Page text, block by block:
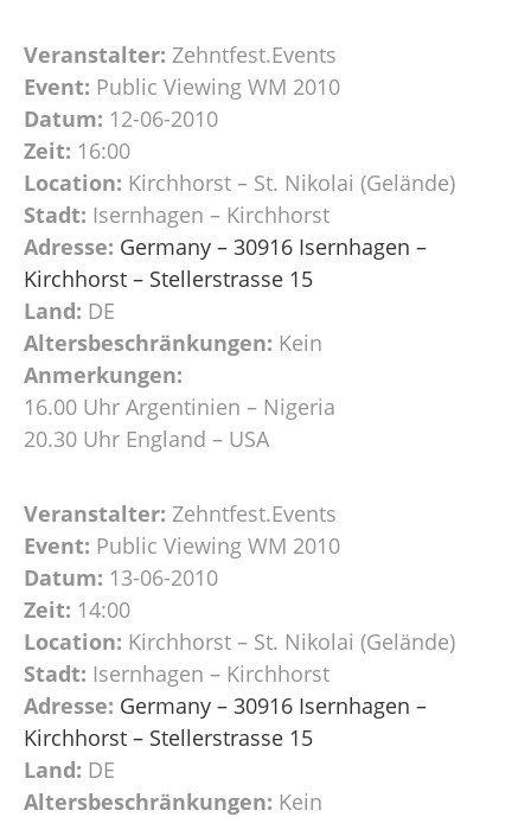
Veranstalter: Zehntfest.Events
Event: Public Viewing WM 2010
Datum: 12-06-2010
Zeit: 16:00
Location: Kirchhorst – St. Nikolai (Gelände)
Stadt: Isernhagen – Kirchhorst
Adresse: Germany – 30916 Isernhagen –
Kirchhorst – Stellerstrasse 15
Land: DE
Altersbeschränkungen: Kein
Anmerkungen:
16.00 Uhr Argentinien – Nigeria
20.30 Uhr England – USA
Veranstalter: Zehntfest.Events
Event: Public Viewing WM 2010
Datum: 13-06-2010
Zeit: 14:00
Location: Kirchhorst – St. Nikolai (Gelände)
Stadt: Isernhagen – Kirchhorst
Adresse: Germany – 30916 Isernhagen –
Kirchhorst – Stellerstrasse 15
Land: DE
Altersbeschränkungen: Kein